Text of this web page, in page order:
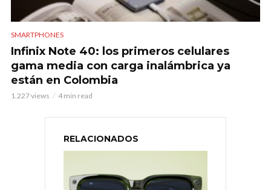
SMARTPHONES
Infinix Note 40: los primeros celulares
gama media con carga inalámbrica ya
están en Colombia
1.227 views 4 min read
RELACIONADOS